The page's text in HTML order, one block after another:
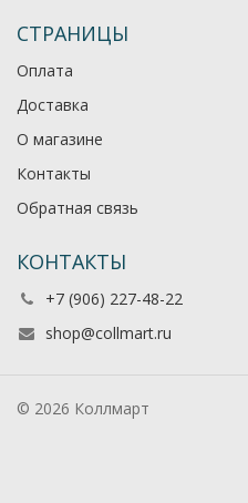
СТРАНИЦЫ
Оплата
Доставка
О магазине
Контакты
Обратная связь
КОНТАКТЫ
+7 (906) 227-48-22
shop@collmart.ru
© 2026 Коллмарт